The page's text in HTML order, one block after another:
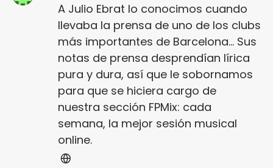
A Julio Ebrat lo conocimos cuando
llevaba la prensa de uno de los clubs
más importantes de Barcelona... Sus
notas de prensa desprendían lírica
pura y dura, así que le sobornamos
para que se hiciera cargo de
nuestra sección FPMix: cada
semana, la mejor sesión musical
online.